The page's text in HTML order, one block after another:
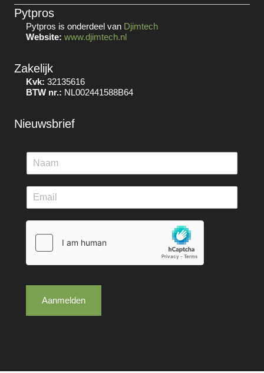
Pytpros
Pytpros is onderdeel van Djimtech
Website: www.djimtech.nl
Zakelijk
Kvk: 32135616
BTW nr.: NL002441588B64
Nieuwsbrief
Aanmelden